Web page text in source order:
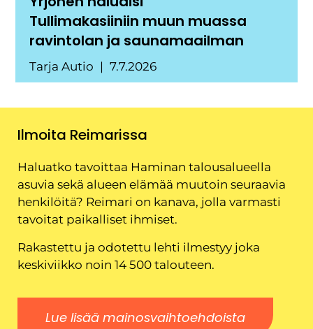
Tullimakasiiniin muun muassa
ravintolan ja saunamaailman
Tarja Autio 7.7.2026
Ilmoita Reimarissa
Haluatko tavoittaa Haminan talousalueella
asuvia sekä alueen elämää muutoin seuraavia
henkilöitä? Reimari on kanava, jolla varmasti
tavoitat paikalliset ihmiset.
Rakastettu ja odotettu lehti ilmestyy joka
keskiviikko noin 14 500 talouteen.
Lue lisää mainosvaihtoehdoista